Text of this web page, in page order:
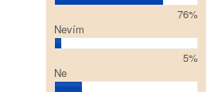
76%
Nevím
5%
Ne